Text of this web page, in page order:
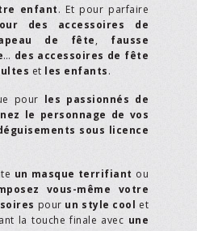
enfant. Et pour parfaire
des accessoires de
de fête, fausse
… des accessoires de fête
et les enfants.
pour les passionnés de
le personnage de vos
sous licence
un masque terrifiant ou
vous-même votre
pour un style cool et
la touche finale avec une